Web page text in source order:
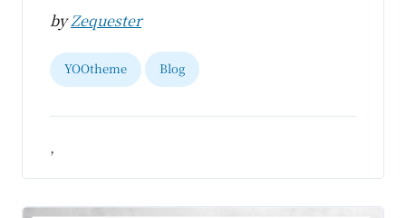
byZequester
YOOtheme Blog
,